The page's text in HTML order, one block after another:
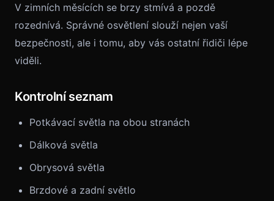
V zimních měsících se brzy stmívá a pozdě
rozednívá. Správné osvětlení slouží nejen vaší
bezpečnosti, ale i tomu, aby vás ostatní řidiči lépe
viděli.
Kontrolní seznam
Potkávací světla na obou stranách
Dálková světla
Obrysová světla
Brzdové a zadní světlo